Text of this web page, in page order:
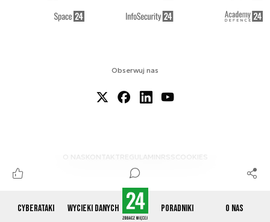
Cyberataki Wycieki danych Poradniki O nas
Obserwuj nas
O NAS KONTAKTREGULAMINRSS COOKIES
© 2012-2026 CYBERDEFENCE24